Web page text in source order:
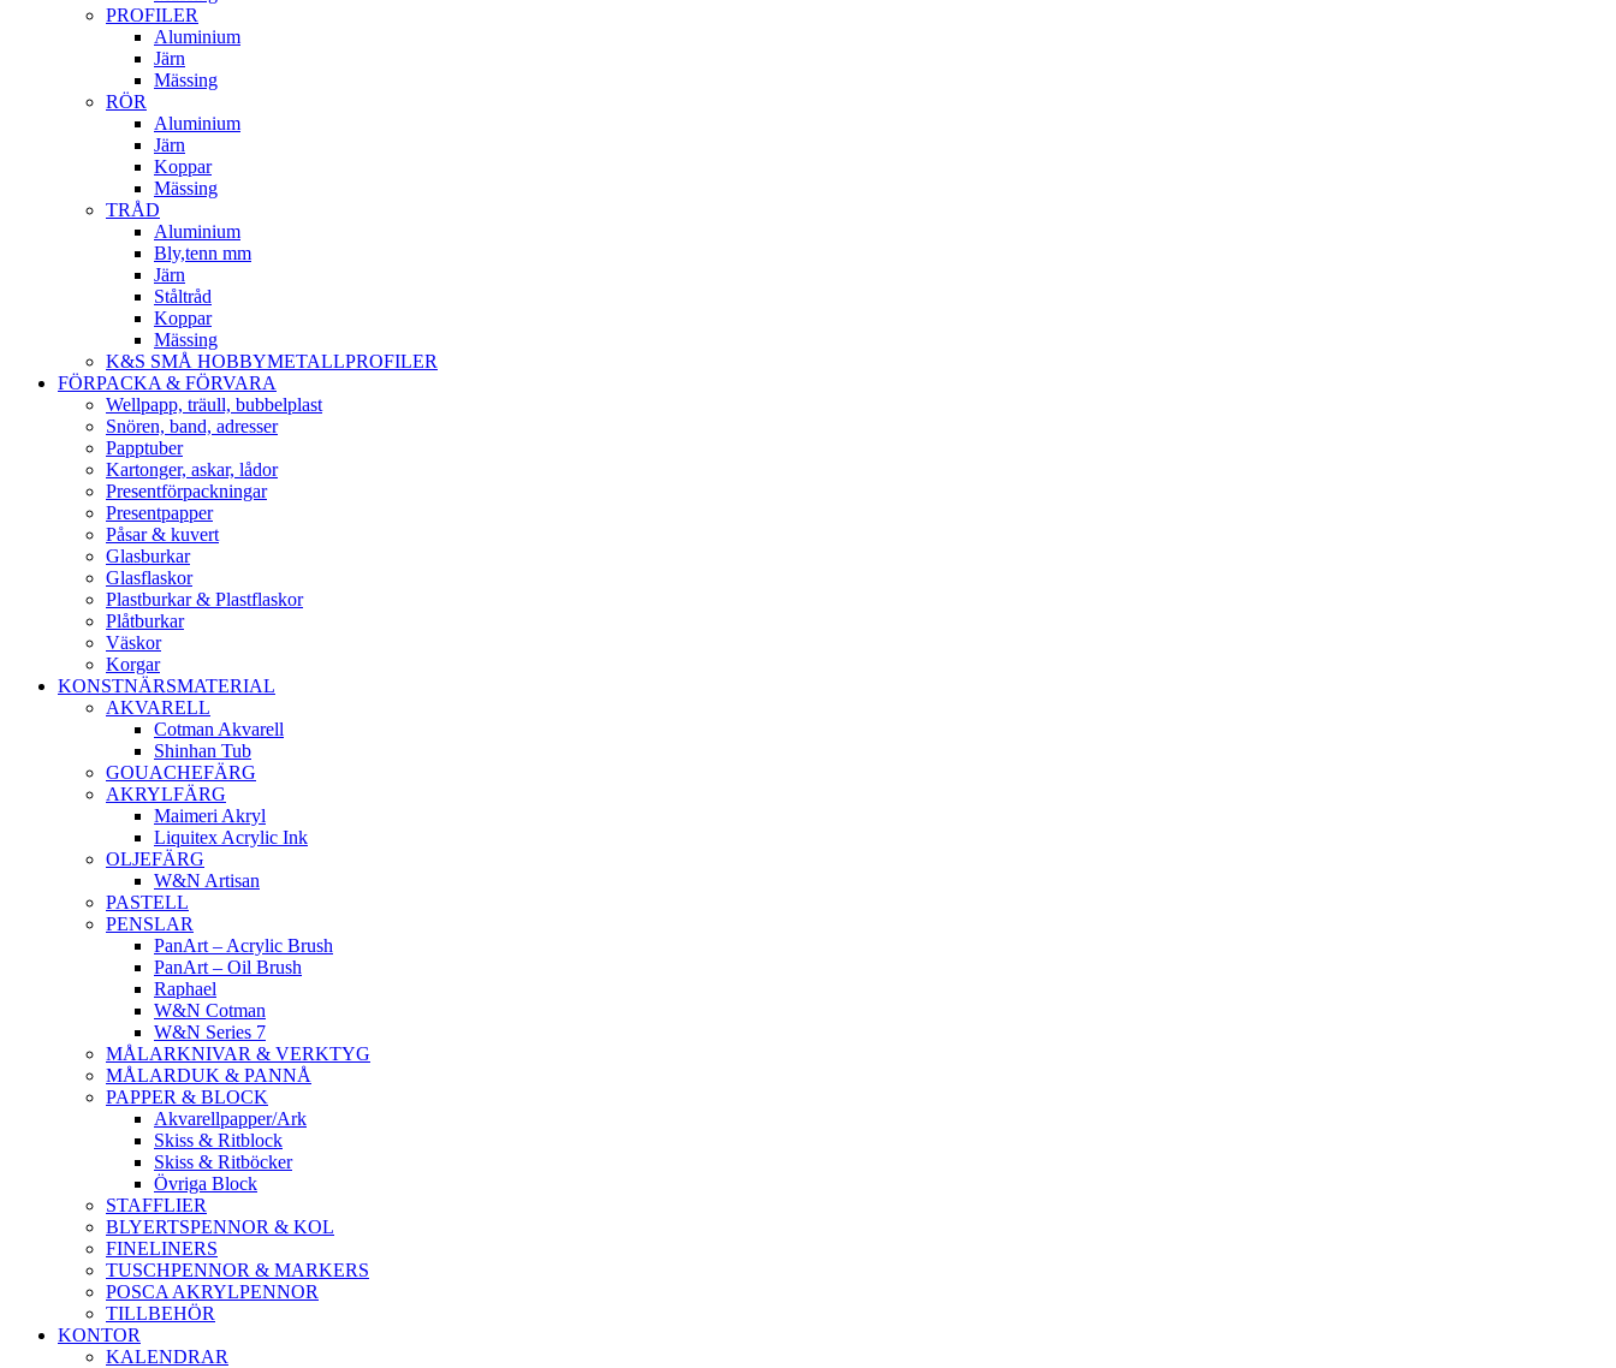
PROFILER
Aluminium
Järn
Mässing
RÖR
Aluminium
Järn
Koppar
Mässing
TRÅD
Aluminium
Bly,tenn mm
Järn
Ståltråd
Koppar
Mässing
K&S SMÅ HOBBYMETALLPROFILER
FÖRPACKA & FÖRVARA
Wellpapp, träull, bubbelplast
Snören, band, adresser
Papptuber
Kartonger, askar, lådor
Presentförpackningar
Presentpapper
Påsar & kuvert
Glasburkar
Glasflaskor
Plastburkar & Plastflaskor
Plåtburkar
Väskor
Korgar
KONSTNÄRSMATERIAL
AKVARELL
Cotman Akvarell
Shinhan Tub
GOUACHEFÄRG
AKRYLFÄRG
Maimeri Akryl
Liquitex Acrylic Ink
OLJEFÄRG
W&N Artisan
PASTELL
PENSLAR
PanArt – Acrylic Brush
PanArt – Oil Brush
Raphael
W&N Cotman
W&N Series 7
MÅLARKNIVAR & VERKTYG
MÅLARDUK & PANNÅ
PAPPER & BLOCK
Akvarellpapper/Ark
Skiss & Ritblock
Skiss & Ritböcker
Övriga Block
STAFFLIER
BLYERTSPENNOR & KOL
FINELINERS
TUSCHPENNOR & MARKERS
POSCA AKRYLPENNOR
TILLBEHÖR
KONTOR
KALENDRAR